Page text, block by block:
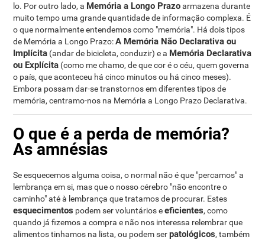
lo. Por outro lado, a Memória a Longo Prazoarmazena durante
muito tempo uma grande quantidade de informação complexa. É
o que normalmente entendemos como "memória". Há dois tipos
de Memória a Longo Prazo:A Memória Não Declarativa ou
Implícita (andar de bicicleta, conduzir) e a Memória Declarativa
ou Explícita (como me chamo, de que cor é o céu, quem governa
o país, que aconteceu há cinco minutos ou há cinco meses).
Embora possam dar-se transtornos em diferentes tipos de
memória, centramo-nos na Memória a Longo Prazo Declarativa.
O que é a perda de memória?
As amnésias
Se esquecemos alguma coisa, o normal não é que "percamos" a
lembrança em si, mas que o nosso cérebro "não encontre o
caminho" até à lembrança que tratamos de procurar. Estes
esquecimentos podem ser voluntários eeficientes, como
quando já fizemos a compra e não nos interessa relembrar que
alimentos tinhamos na lista, ou podem serpatológicos, também